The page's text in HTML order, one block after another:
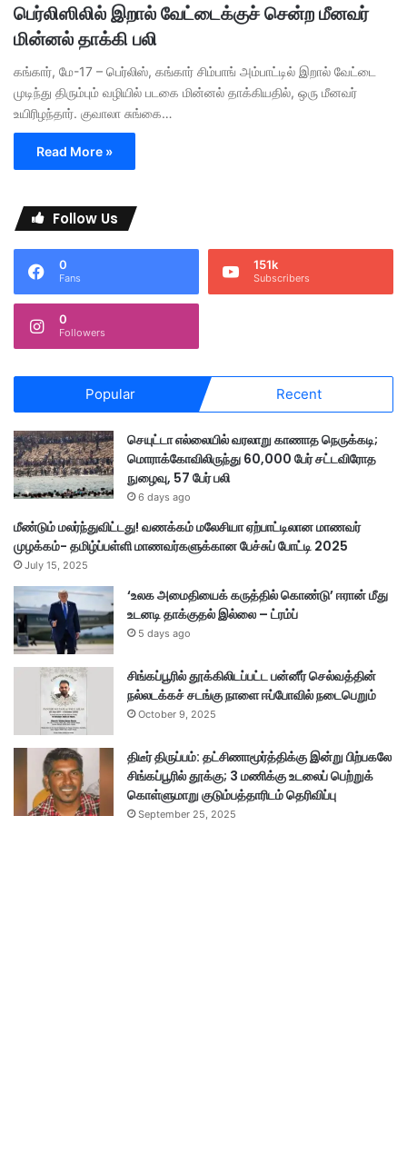
பெர்லிஸிலில் இறால் வேட்டைக்குச் சென்ற மீனவர்
மின்னல் தாக்கி பலி
கங்கார், மே-17 – பெர்லிஸ், கங்கார் சிம்பாங் அம்பாட்டில் இறால் வேட்டை
முடிந்து திரும்பும் வழியில் படகை மின்னல் தாக்கியதில், ஒரு மீனவர்
உயிரிழந்தார். குவாலா சுங்கை…
Read More »
Follow Us
0
Fans
151k
Subscribers
0
Followers
Popular Recent
செயுட்டா எல்லையில் வரலாறு காணாத நெருக்கடி;
மொராக்கோவிலிருந்து 60,000 பேர் சட்டவிரோத
நுழைவு, 57 பேர் பலி
6 days ago
மீண்டும் மலர்ந்துவிட்டது! வணக்கம் மலேசியா ஏற்பாட்டிலான மாணவர்
முழக்கம்- தமிழ்ப்பள்ளி மாணவர்களுக்கான பேச்சுப் போட்டி 2025
July 15, 2025
‘உலக அமைதியைக் கருத்தில் கொண்டு’ ஈரான் மீது
உடனடி தாக்குதல் இல்லை – ட்ரம்ப்
5 days ago
சிங்கப்பூரில் தூக்கிலிடப்பட்ட பன்னீர் செல்வத்தின்
நல்லடக்கச் சடங்கு நாளை ஈப்போவில் நடைபெறும்
October 9, 2025
திடீர் திருப்பம்: தட்சிணாமூர்த்திக்கு இன்று பிற்பகலே
சிங்கப்பூரில் தூக்கு; 3 மணிக்கு உடலைப் பெற்றுக்
கொள்ளுமாறு குடும்பத்தாரிடம் தெரிவிப்பு
September 25, 2025